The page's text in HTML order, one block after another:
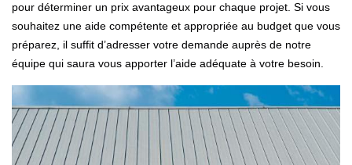
pour déterminer un prix avantageux pour chaque projet. Si vous
souhaitez une aide compétente et appropriée au budget que vous
préparez, il suffit d’adresser votre demande auprès de notre
équipe qui saura vous apporter l’aide adéquate à votre besoin.